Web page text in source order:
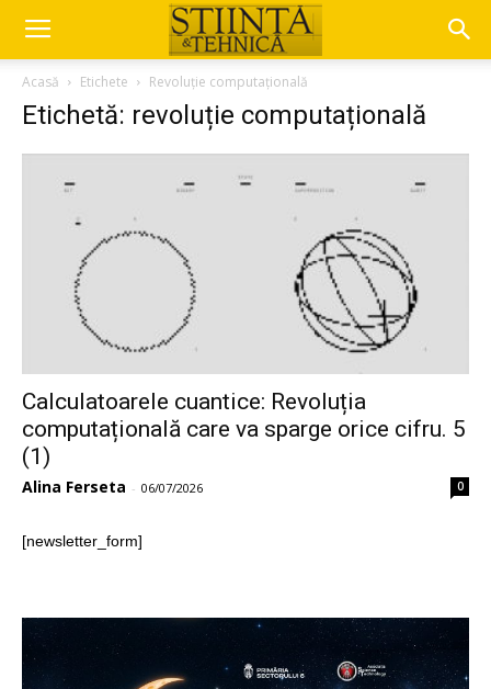
Acasă Etichete Revoluție computațională
Etichetă: revoluție computațională
Calculatoarele cuantice: Revoluția
computațională care va sparge orice cifru. 5
(1)
Alina Ferseta - 06/07/2026 0
[newsletter_form]